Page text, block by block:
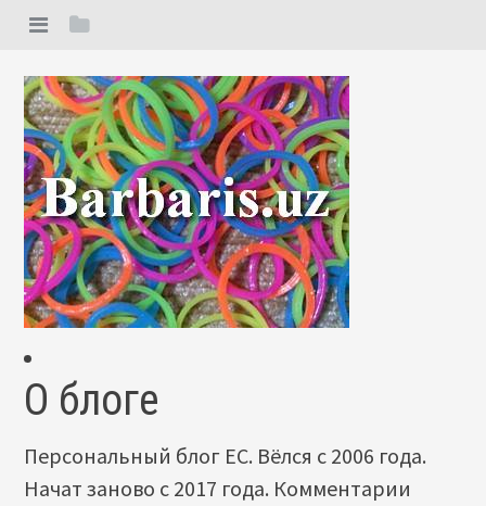
О блоге
Персональный блог ЕС. Вёлся с 2006 года.
Начат заново с 2017 года. Комментарии